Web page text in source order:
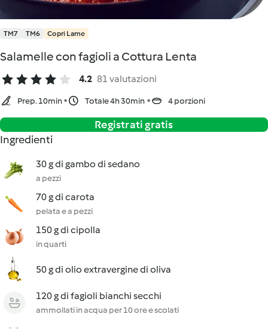
TM7 TM6 Copri Lame
Salamelle con fagioli a Cottura Lenta
4.2 81 valutazioni
Prep. 10min Totale 4h 30min 4 porzioni
Registrati gratis
Ingredienti
30 g di gambo di sedano
a pezzi
70 g di carota
pelata e a pezzi
150 g di cipolla
in quarti
50 g di olio extravergine di oliva
120 g di fagioli bianchi secchi
ammollati in acqua per 10 ore e scolati